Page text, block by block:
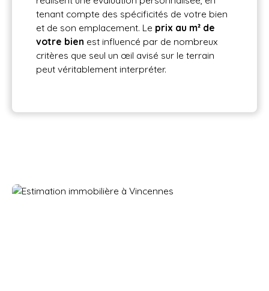
tenant compte des spécificités de votre bien
et de son emplacement. Le prix au m² de
votre bien est influencé par de nombreux
critères que seul un œil avisé sur le terrain
peut véritablement interpréter.